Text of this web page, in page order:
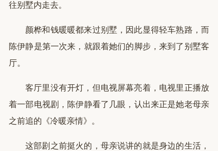
往别墅内走去。
颜桦和钱暖暖都来过别墅，因此显得轻车熟路，而
陈伊静是第一次来，就跟着她们的脚步，来到了别墅客
厅。
客厅里没有开灯，但电视屏幕亮着，电视里正播放
着一部电视剧，陈伊静看了几眼，认出来正是她老母亲
之前追的《冷暖亲情》。
这部剧之前挺火的，母亲说讲的就是身边的生活，